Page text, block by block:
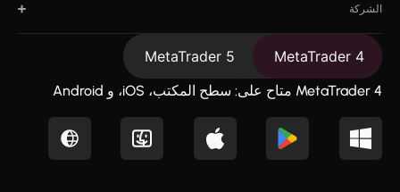
الشركة
MetaTrader 4
MetaTrader 5
MetaTrader 4 متاح على: سطح المكتب، iOS، و Android